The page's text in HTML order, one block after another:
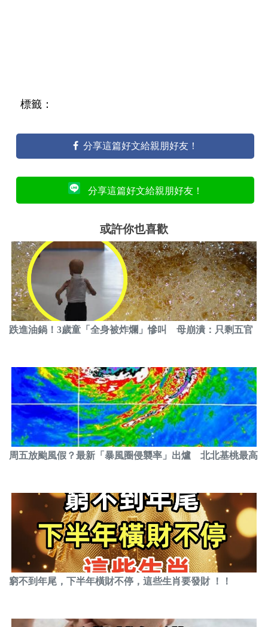
標籤：
分享這篇好文給親朋好友！
分享這篇好文給親朋好友！
或許你也喜歡
跌進油鍋！3歲童「全身被炸爛」慘叫 母崩潰：只剩五官
周五放颱風假？最新「暴風圈侵襲率」出爐 北北基桃最高
窮不到年尾，下半年橫財不停，這些生肖要發財 ！！